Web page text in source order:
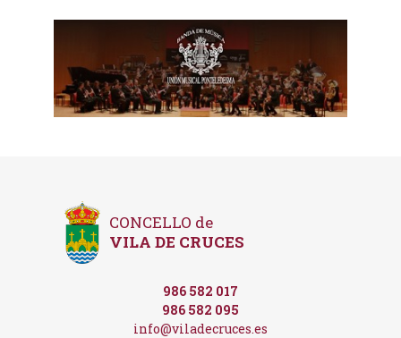
CONCELLO de
VILA DE CRUCES
986 582 017
986 582 095
info@viladecruces.es